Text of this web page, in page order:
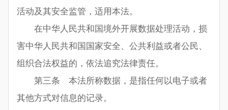
活动及其安全监管，适用本法。
在中华人民共和国境外开展数据处理活动，损
害中华人民共和国国家安全、公共利益或者公民、
组织合法权益的，依法追究法律责任。
第三条 本法所称数据，是指任何以电子或者
其他方式对信息的记录。